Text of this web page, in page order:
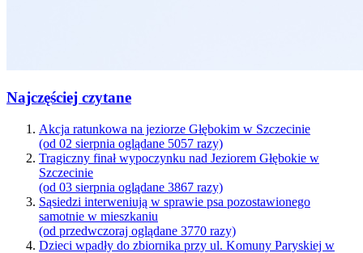
Najczęściej czytane
Akcja ratunkowa na jeziorze Głębokim w Szczecinie
(od 02 sierpnia oglądane 5057 razy)
Tragiczny finał wypoczynku nad Jeziorem Głębokie w
Szczecinie
(od 03 sierpnia oglądane 3867 razy)
Sąsiedzi interweniują w sprawie psa pozostawionego
samotnie w mieszkaniu
(od przedwczoraj oglądane 3770 razy)
Dzieci wpadły do zbiornika przy ul. Komuny Paryskiej w